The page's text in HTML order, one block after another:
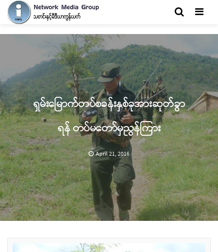
ရှမ်းမြောက်တပ်စခန်းနှစ်ခုအားဆုတ်ခွာ
ရန် တပ်မတော်မှညွန်ကြား
April 21, 2016